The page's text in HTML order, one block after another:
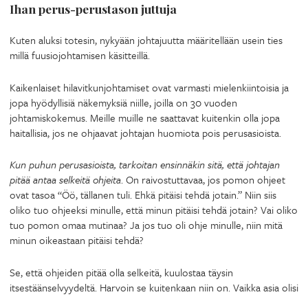
Ihan perus-perustason juttuja
Kuten aluksi totesin, nykyään johtajuutta määritellään usein ties
millä fuusiojohtamisen käsitteillä.
Kaikenlaiset hilavitkunjohtamiset ovat varmasti mielenkiintoisia ja
jopa hyödyllisiä näkemyksiä niille, joilla on 30 vuoden
johtamiskokemus. Meille muille ne saattavat kuitenkin olla jopa
haitallisia, jos ne ohjaavat johtajan huomiota pois perusasioista.
Kun puhun perusasioista, tarkoitan ensinnäkin sitä, ettäjohtajan
pitää antaa selkeitä ohjeita. On raivostuttavaa, jos pomon ohjeet
ovat tasoa “Öö, tällanen tuli. Ehkä pitäisi tehdä jotain.” Niin siis
oliko tuo ohjeeksi minulle, että minun pitäisi tehdä jotain? Vai oliko
tuo pomon omaa mutinaa? Ja jos tuo oli ohje minulle, niin mitä
minun oikeastaan pitäisi tehdä?
Se, että ohjeiden pitää olla selkeitä, kuulostaa täysin
itsestäänselvyydeltä. Harvoin se kuitenkaan niin on. Vaikka asia olisi